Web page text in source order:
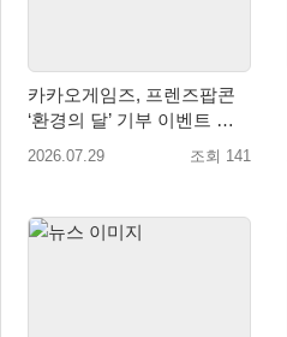
카카오게임즈, 프렌즈팝콘
‘환경의 달’ 기부 이벤트 성
료…수달 서식지 보전 위해
2026.07.29 조회 141